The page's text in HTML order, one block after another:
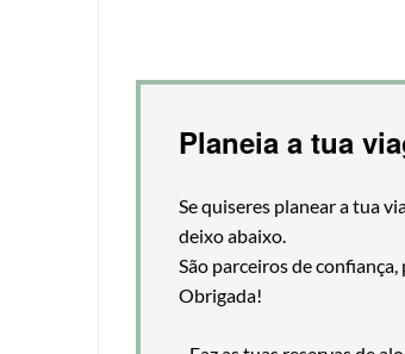
Planeia a tua
Se quiseres planear a tua
deixo abaixo.
São parceiros de
Obrigada!